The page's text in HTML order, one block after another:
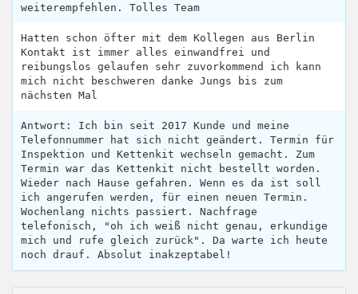
weiterempfehlen. Tolles Team
Hatten schon öfter mit dem Kollegen aus Berlin
Kontakt ist immer alles einwandfrei und
reibungslos gelaufen sehr zuvorkommend ich kann
mich nicht beschweren danke Jungs bis zum
nächsten Mal
Antwort: Ich bin seit 2017 Kunde und meine
Telefonnummer hat sich nicht geändert. Termin für
Inspektion und Kettenkit wechseln gemacht. Zum
Termin war das Kettenkit nicht bestellt worden.
Wieder nach Hause gefahren. Wenn es da ist soll
ich angerufen werden, für einen neuen Termin.
Wochenlang nichts passiert. Nachfrage
telefonisch, "oh ich weiß nicht genau, erkundige
mich und rufe gleich zurück". Da warte ich heute
noch drauf. Absolut inakzeptabel!